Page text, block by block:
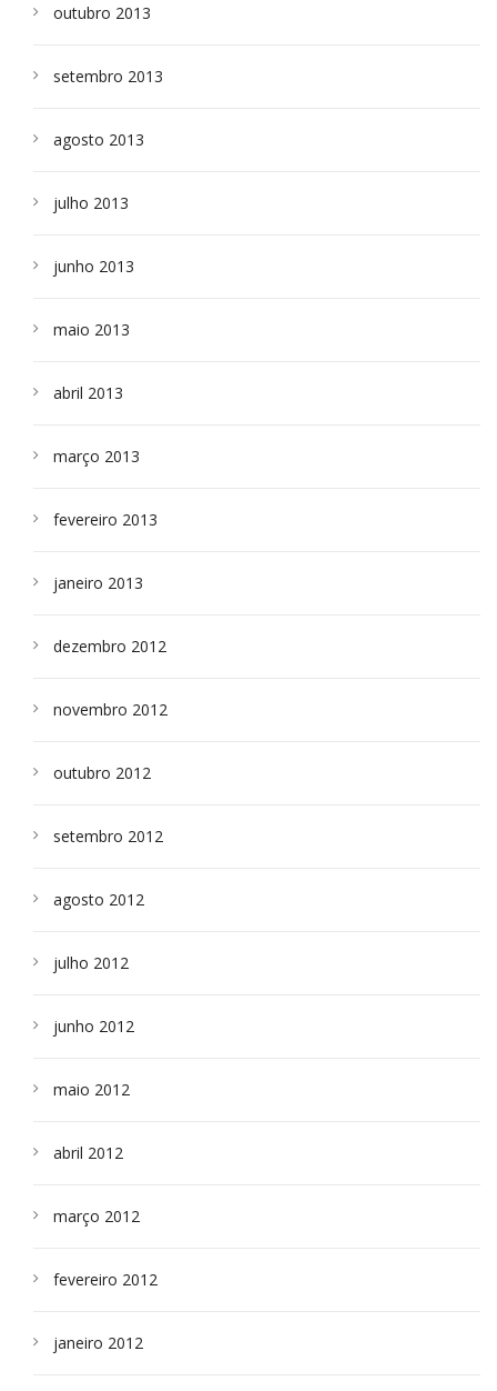
outubro 2013
setembro 2013
agosto 2013
julho 2013
junho 2013
maio 2013
abril 2013
março 2013
fevereiro 2013
janeiro 2013
dezembro 2012
novembro 2012
outubro 2012
setembro 2012
agosto 2012
julho 2012
junho 2012
maio 2012
abril 2012
março 2012
fevereiro 2012
janeiro 2012